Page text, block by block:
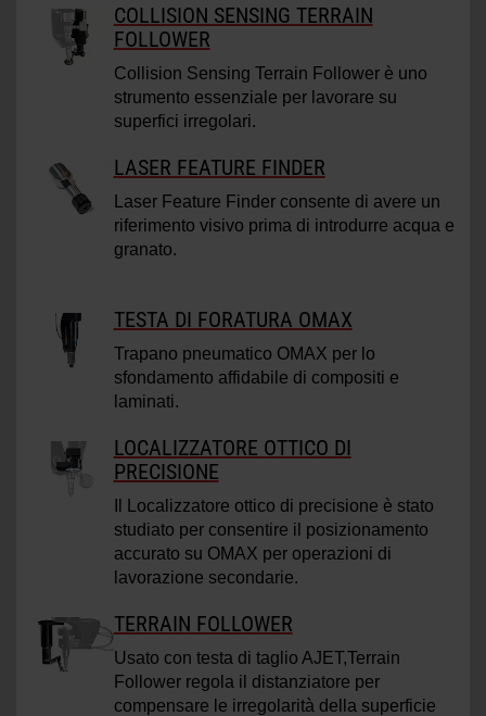
COLLISION SENSING TERRAIN
FOLLOWER
Collision Sensing Terrain Follower è uno
strumento essenziale per lavorare su
superfici irregolari.
LASER FEATURE FINDER
Laser Feature Finder consente di avere un
riferimento visivo prima di introdurre acqua e
granato.
TESTA DI FORATURA OMAX
Trapano pneumatico OMAX per lo
sfondamento affidabile di compositi e
laminati.
LOCALIZZATORE OTTICO DI
PRECISIONE
Il Localizzatore ottico di precisione è stato
studiato per consentire il posizionamento
accurato su OMAX per operazioni di
lavorazione secondarie.
TERRAIN FOLLOWER
Usato con testa di taglio AJET,Terrain
Follower regola il distanziatore per
compensare le irregolarità della superficie